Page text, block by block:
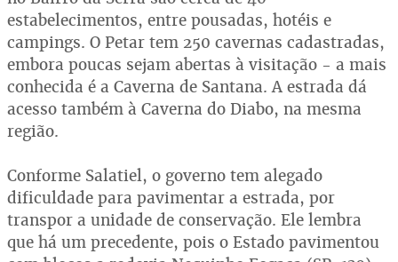
estabelecimentos, entre pousadas, hotéis e
campings. O Petar tem 250 cavernas cadastradas,
embora poucas sejam abertas à visitação - a mais
conhecida é a Caverna de Santana. A estrada dá
acesso também à Caverna do Diabo, na mesma
região.
Conforme Salatiel, o governo tem alegado
dificuldade para pavimentar a estrada, por
transpor a unidade de conservação. Ele lembra
que há um precedente, pois o Estado pavimentou